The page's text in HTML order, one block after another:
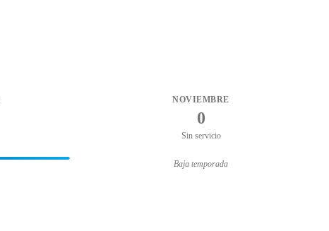
NOVIEMBRE
0
Sin servicio
Baja temporada